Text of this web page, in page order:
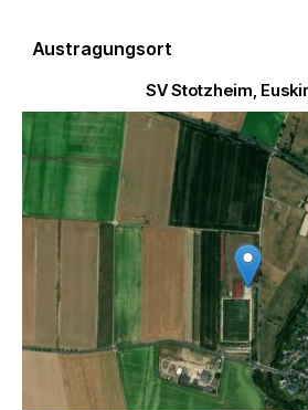
Austragungsort
SV Stotzheim,